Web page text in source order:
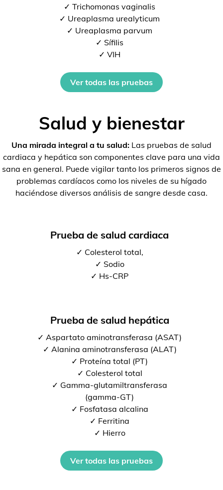
✓ Trichomonas vaginalis
✓ Ureaplasma urealyticum
✓ Ureaplasma parvum
✓ Sífilis
✓ VIH
Ver todas las pruebas
Salud y bienestar
Una mirada integral a tu salud: Las pruebas de salud
cardiaca y hepática son componentes clave para una vida
sana en general. Puede vigilar tanto los primeros signos de
problemas cardíacos como los niveles de su hígado
haciéndose diversos análisis de sangre desde casa.
Prueba de salud cardiaca
✓ Colesterol total,
✓ Sodio
✓ Hs-CRP
Prueba de salud hepática
✓ Aspartato aminotransferasa (ASAT)
✓ Alanina aminotransferasa (ALAT)
✓ Proteína total (PT)
✓ Colesterol total
✓ Gamma-glutamiltransferasa
(gamma-GT)
✓ Fosfatasa alcalina
✓ Ferritina
✓ Hierro
Ver todas las pruebas